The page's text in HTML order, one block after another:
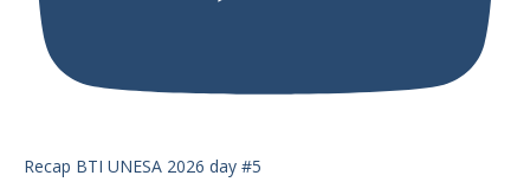
Recap BTI UNESA 2026 day #5